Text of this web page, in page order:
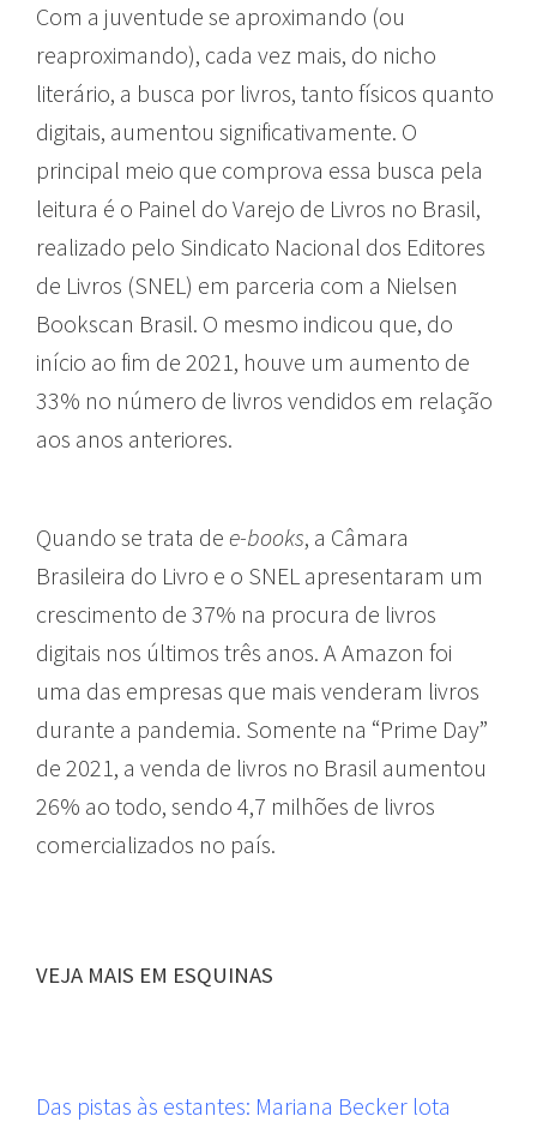
Com a juventude se aproximando (ou
reaproximando), cada vez mais, do nicho
literário, a busca por livros, tanto físicos quanto
digitais, aumentou significativamente. O
principal meio que comprova essa busca pela
leitura é o Painel do Varejo de Livros no Brasil,
realizado pelo Sindicato Nacional dos Editores
de Livros (SNEL) em parceria com a Nielsen
Bookscan Brasil. O mesmo indicou que, do
início ao fim de 2021, houve um aumento de
33% no número de livros vendidos em relação
aos anos anteriores.
Quando se trata de e-books, a Câmara
Brasileira do Livro e o SNEL apresentaram um
crescimento de 37% na procura de livros
digitais nos últimos três anos. A Amazon foi
uma das empresas que mais venderam livros
durante a pandemia. Somente na “Prime Day”
de 2021, a venda de livros no Brasil aumentou
26% ao todo, sendo 4,7 milhões de livros
comercializados no país.
VEJA MAIS EM ESQUINAS
Das pistas às estantes: Mariana Becker lota